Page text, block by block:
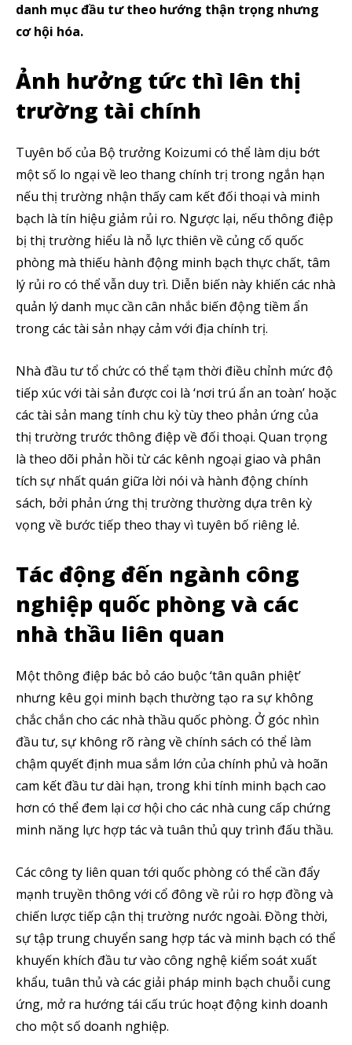
danh mục đầu tư theo hướng thận trọng nhưng
cơ hội hóa.
Ảnh hưởng tức thì lên thị
trường tài chính
Tuyên bố của Bộ trưởng Koizumi có thể làm dịu bớt
một số lo ngại về leo thang chính trị trong ngắn hạn
nếu thị trường nhận thấy cam kết đối thoại và minh
bạch là tín hiệu giảm rủi ro. Ngược lại, nếu thông điệp
bị thị trường hiểu là nỗ lực thiên về củng cố quốc
phòng mà thiếu hành động minh bạch thực chất, tâm
lý rủi ro có thể vẫn duy trì. Diễn biến này khiến các nhà
quản lý danh mục cần cân nhắc biến động tiềm ẩn
trong các tài sản nhạy cảm với địa chính trị.
Nhà đầu tư tổ chức có thể tạm thời điều chỉnh mức độ
tiếp xúc với tài sản được coi là ‘nơi trú ẩn an toàn’ hoặc
các tài sản mang tính chu kỳ tùy theo phản ứng của
thị trường trước thông điệp về đối thoại. Quan trọng
là theo dõi phản hồi từ các kênh ngoại giao và phân
tích sự nhất quán giữa lời nói và hành động chính
sách, bởi phản ứng thị trường thường dựa trên kỳ
vọng về bước tiếp theo thay vì tuyên bố riêng lẻ.
Tác động đến ngành công
nghiệp quốc phòng và các
nhà thầu liên quan
Một thông điệp bác bỏ cáo buộc ‘tân quân phiệt’
nhưng kêu gọi minh bạch thường tạo ra sự không
chắc chắn cho các nhà thầu quốc phòng. Ở góc nhìn
đầu tư, sự không rõ ràng về chính sách có thể làm
chậm quyết định mua sắm lớn của chính phủ và hoãn
cam kết đầu tư dài hạn, trong khi tính minh bạch cao
hơn có thể đem lại cơ hội cho các nhà cung cấp chứng
minh năng lực hợp tác và tuân thủ quy trình đấu thầu.
Các công ty liên quan tới quốc phòng có thể cần đẩy
mạnh truyền thông với cổ đông về rủi ro hợp đồng và
chiến lược tiếp cận thị trường nước ngoài. Đồng thời,
sự tập trung chuyển sang hợp tác và minh bạch có thể
khuyến khích đầu tư vào công nghệ kiểm soát xuất
khẩu, tuân thủ và các giải pháp minh bạch chuỗi cung
ứng, mở ra hướng tái cấu trúc hoạt động kinh doanh
cho một số doanh nghiệp.